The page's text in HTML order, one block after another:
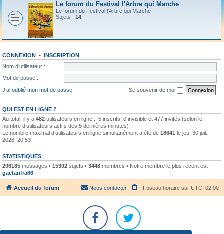
Le forum du Festival l'Arbre qui Marche
Le forum du Festival l'Arbre qui Marche
Sujets : 14
CONNEXION • INSCRIPTION
Nom d’utilisateur :
Mot de passe :
J’ai oublié mon mot de passe
Se souvenir de moi
QUI EST EN LIGNE ?
Au total, il y a 482 utilisateurs en ligne :: 5 inscrits, 0 invisible et 477 invités (selon le
nombre d’utilisateurs actifs des 5 dernières minutes)
Le nombre maximal d’utilisateurs en ligne simultanément a été de 18641 le jeu. 30 juil.
2026, 20:53
STATISTIQUES
206185 messages • 15302 sujets • 3448 membres • Notre membre le plus récent est
gaetanfra66
Accueil du forum Fuseau horaire sur UTC+02:00
Nous contacter